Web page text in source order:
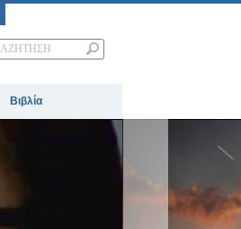
Βιβλία